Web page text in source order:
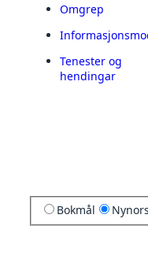
Omgrep
Tenester og
hendingar
Bokmål